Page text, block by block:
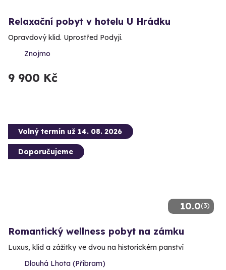
Relaxační pobyt v hotelu U Hrádku
Opravdový klid. Uprostřed Podyjí.
Znojmo
9 900 Kč
10.0(3)
Volný termín už 14. 08. 2026
Doporučujeme
Romantický wellness pobyt na zámku
Luxus, klid a zážitky ve dvou na historickém panství
Dlouhá Lhota (Příbram)